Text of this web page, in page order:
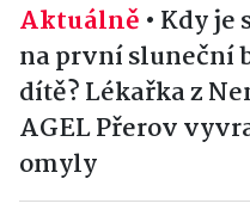
Aktuálně • Kdy je
na první sluneční
dítě? Lékařka z
AGEL Přerov
omyly